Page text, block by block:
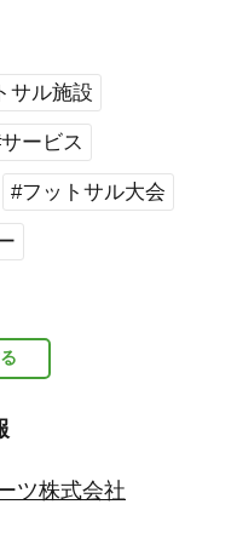
サル施設
ービス
#フットサル大会
ツ株式会社